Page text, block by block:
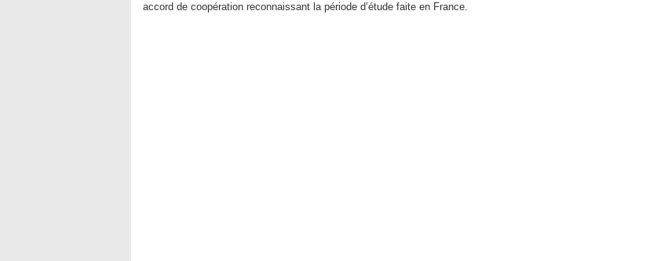
accord de coopération reconnaissant la période d’étude faite en France.